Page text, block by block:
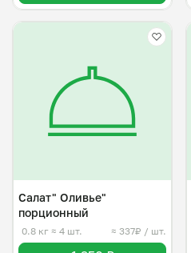
Салат" Оливье"
порционный
0.8 кг ≈ 4 шт. ≈ 337₽ / шт.